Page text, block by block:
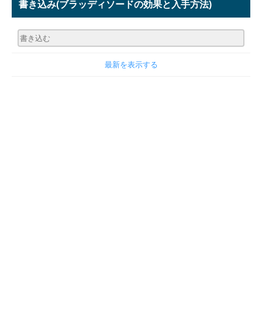
書き込み(ブラッディソードの効果と入手方法)
最新を表示する